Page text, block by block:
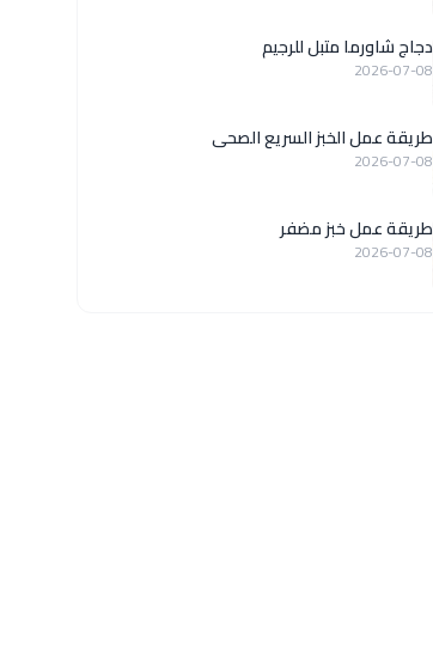
دجاج شاورما متبل للرجيم
2026-07-08
طريقة عمل الخبز السريع الصحى
2026-07-08
طريقة عمل خبز مضفر
2026-07-08